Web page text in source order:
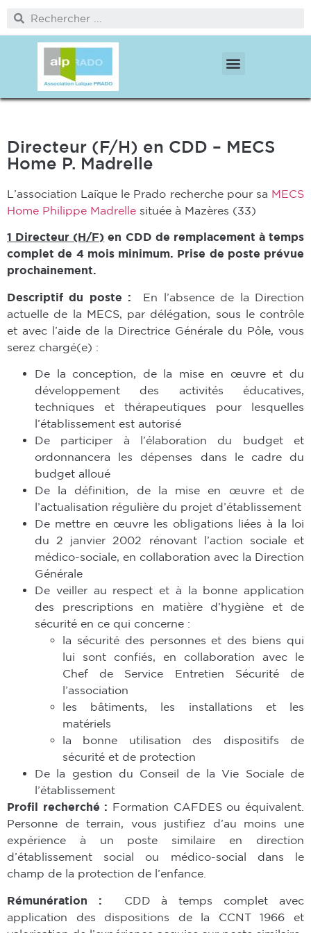
Directeur (F/H) en CDD – MECS
Home P. Madrelle
L’association Laïque le Prado recherche pour sa MECS
Home Philippe Madrelle située à Mazères (33)
1 Directeur (H/F) en CDD de remplacement à temps
complet de 4 mois minimum. Prise de poste prévue
prochainement.
Descriptif du poste :
En l’absence de la Direction
actuelle de la MECS, par délégation, sous le contrôle
et avec l’aide de la Directrice Générale du Pôle, vous
serez chargé(e) :
De la conception, de la mise en œuvre et du
développement des activités éducatives,
techniques et thérapeutiques pour lesquelles
l’établissement est autorisé
De participer à l’élaboration du budget et
ordonnancera les dépenses dans le cadre du
budget alloué
De la définition, de la mise en œuvre et de
l’actualisation régulière du projet d’établissement
De mettre en œuvre les obligations liées à la loi
du 2 janvier 2002 rénovant l’action sociale et
médico-sociale, en collaboration avec la Direction
Générale
De veiller au respect et à la bonne application
des prescriptions en matière d’hygiène et de
sécurité en ce qui concerne :
la sécurité des personnes et des biens qui
lui sont confiés, en collaboration avec le
Chef de Service Entretien Sécurité de
l’association
les bâtiments, les installations et les
matériels
la bonne utilisation des dispositifs de
sécurité et de protection
De la gestion du Conseil de la Vie Sociale de
l’établissement
Profil recherché : Formation CAFDES ou équivalent.
Personne de terrain, vous justifiez d’au moins une
expérience à un poste similaire en direction
d’établissement social ou médico-social dans le
champ de la protection de l’enfance.
Rémunération :
CDD à temps complet avec
application des dispositions de la CCNT 1966 et